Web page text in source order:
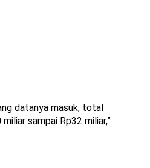
datanya masuk, total
sampai Rp32 miliar,”